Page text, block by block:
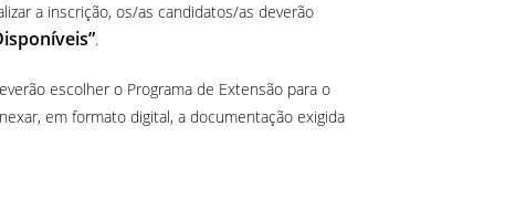
a inscrição, os/as candidatos/as deverão
.
escolher o Programa de Extensão para o
em formato digital, a documentação exigida